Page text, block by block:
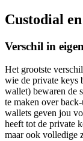
Custodial
Verschil in
Het grootste
wie de private keys
wallet) bewaren de
te maken over
wallets geven jou
heeft tot de private
maar ook volledige